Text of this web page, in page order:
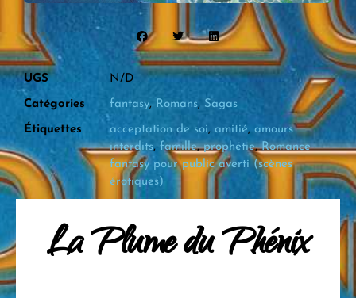
UGS N/D
Catégories fantasy, Romans, Sagas
Étiquettes acceptation de soi, amitié, amours
interdits, famille,prophétie,Romance
fantasy pour public averti (scènes
érotiques)
La Plume du Phénix